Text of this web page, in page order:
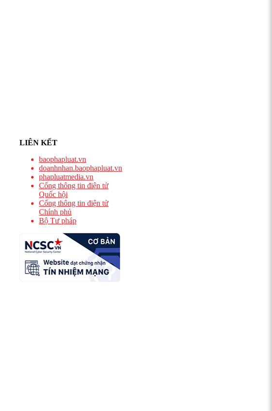
LIÊN KẾT
baophapluat.vn
doanhnhan.baophapluat.vn
phapluatmedia.vn
Cổng thông tin điện tử
Quốc hội
Cổng thông tin điện tử
Chính phủ
Bộ Tư pháp